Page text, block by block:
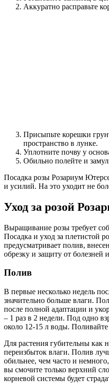
Аккуратно расправьте
Присыпьте корешки
пространство в лунке.
Уплотните почву у
Обильно полейте и
Посадка розы Розариум
и усилий. На это уходит не
Уход за розой
Выращивание розы требует
Посадка и уход за плетистой
предусматривает полив,
обрезку и защиту от болезней
Полив
В первые несколько недель
значительно больше влаги.
после полной адаптации и
– 1 раз в 2 недели. Под одно
около 12-15 л воды.
Для растения губительны как
переизбыток влаги. Полив
обильнее, чем часто и
вы смочите только верхний
корневой системы будет